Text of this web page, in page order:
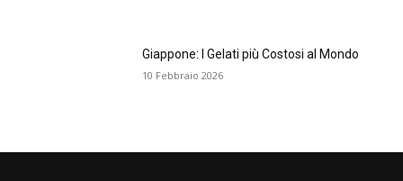
Giappone: I Gelati più Costosi al Mondo
10 Febbraio 2026